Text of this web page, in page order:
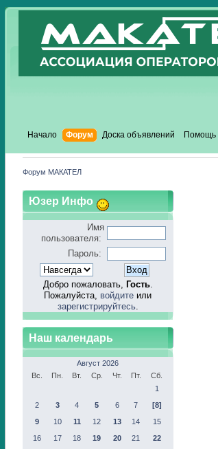
Начало Форум Доска объявлений Помощь
Форум МАКАТЕЛ
Юзер Инфо
Имя
пользователя:
Пароль:
Добро пожаловать, Гость.
Пожалуйста, войдите или
зарегистрируйтесь.
Наш календарь
Август 2026
Вс.
Пн. Вт. Ср. Чт. Пт.
Сб.
1
2
3 4 5 6 7
[8]
9
10 11 12 13 14
15
16
17 18 19 20 21
22